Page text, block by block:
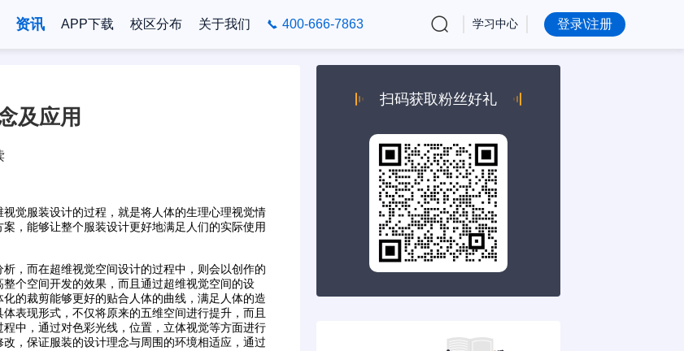
资讯 APP下载 校区分布 关于我们 400-666-7863 学习中心 登录\注册
及应用
觉服装设计的过程，就是将人体的生理心理视觉情
，能够让整个服装设计更好地满足人们的实际使用
而在超维视觉空间设计的过程中，则会以创作的
个空间开发的效果，而且通过超维视觉空间的设
的裁剪能够更好的贴合人体的曲线，满足人体的造
表现形式，不仅将原来的五维空间进行提升，而且
中，通过对色彩光线，位置，立体视觉等方面进行
，保证服装的设计理念与周围的环境相适应，通过
扫码获取粉丝好礼